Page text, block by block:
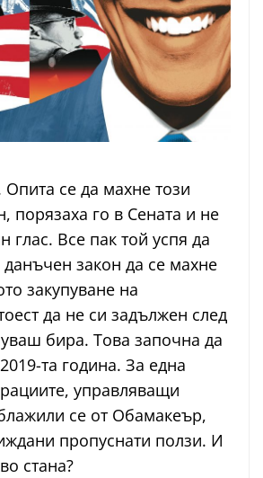
се да махне този
порязаха го в Сената и не
глас. Все пак той успя да
закон да се махне
закупуване на
да не си задължен след
бира. Това започна да
та година. За една
управляващи
се от Обамакеър,
пропуснати ползи. И
стана?